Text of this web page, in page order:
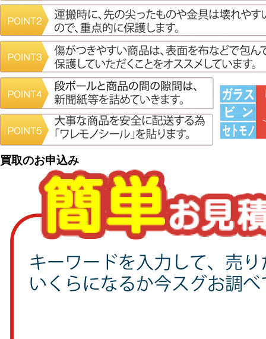
買取のお申込み